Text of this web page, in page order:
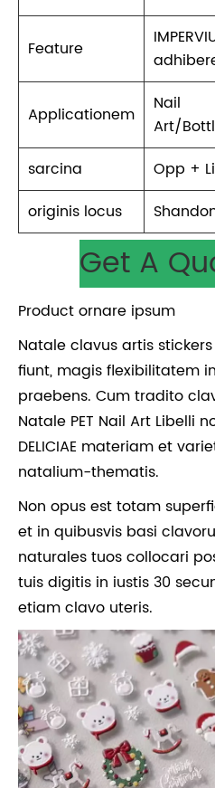
Feature
Applicationem
Nail
Art/
sarcina
Opp +
originis locus
Get A
Product ornare ipsum
Natale clavus artis stickers
fiunt, magis flexibilitatem
praebens. Cum tradito
Natale PET Nail Art Libelli
DELICIAE materiam et
natalium-thematis.
Non opus est totam
et in quibusvis basi
naturales tuos collocari
tuis digitis in iustis 30
etiam clavo uteris.